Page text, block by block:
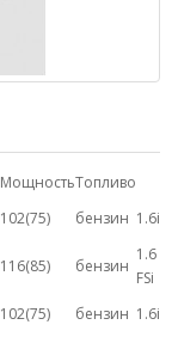
МощностьТопливо
102(75) бензин 1.6i
116(85) бензин
1.6
FSi
102(75) бензин 1.6i